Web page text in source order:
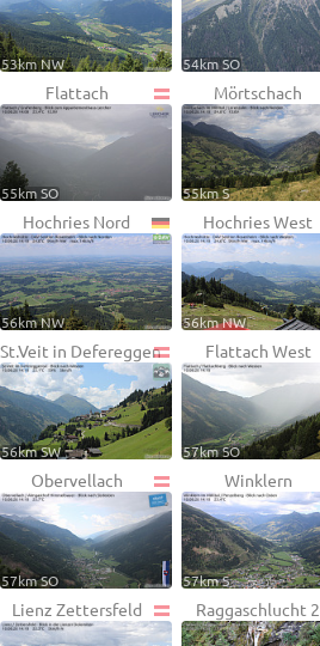
53km NW 54km SO
Flattach
55km SO
Mörtschach
55km S
Hochries Nord
56km NW
Hochries West
56km NW
St.Veit in Defereggen
56km SW
Flattach West
57km SO
Obervellach
57km SO
Winklern
57km S
Lienz Zettersfeld Raggaschlucht 2